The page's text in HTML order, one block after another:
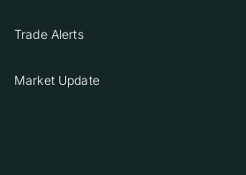
Trade Alerts
Market Update